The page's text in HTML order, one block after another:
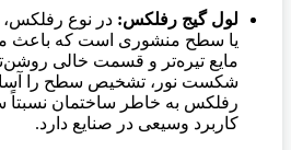
لول گیج رفلکس: در نوع
یا سطح منشوری است که باعث
مایع تیره‌تر و قسمت خالی
شکست نور، تشخیص سطح را
رفلکس به خاطر ساختمان نسبتاً
کاربرد وسیعی در صنایع دارد.